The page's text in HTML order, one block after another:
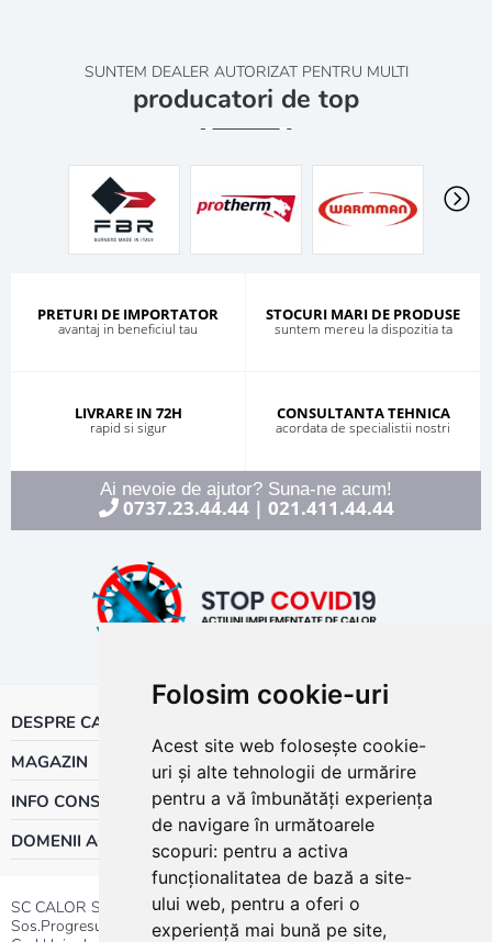
Folosim cookie-uri
Acest site web folosește cookie-
uri și alte tehnologii de urmărire
pentru a vă îmbunătăți experiența
de navigare în următoarele
scopuri: pentru a activa
funcționalitatea de bază a site-
ului web, pentru a oferi o
experiență mai bună pe site,
SUNTEM DEALER AUTORIZAT PENTRU MULTI
producatori de top
PRETURI DE IMPORTATOR
avantaj in beneficiul tau
STOCURI MARI DE PRODUSE
suntem mereu la dispozitia ta
LIVRARE IN 72H
rapid si sigur
CONSULTANTA TEHNICA
acordata de specialistii nostri
Ai nevoie de ajutor? Suna-ne acum!
0737.23.44.44| 021.411.44.44
DESPRE CALOR
MAGAZIN
INFO CONSUMATOR
DOMENII ACTIVITATE
SC CALOR SRL
Sos.Progresului nr.30-40, Sector 5, Bucuresti